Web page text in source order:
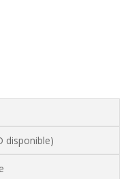
disponible)